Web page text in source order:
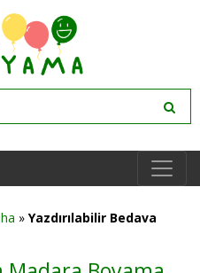
» Yazdırılabilir Bedava